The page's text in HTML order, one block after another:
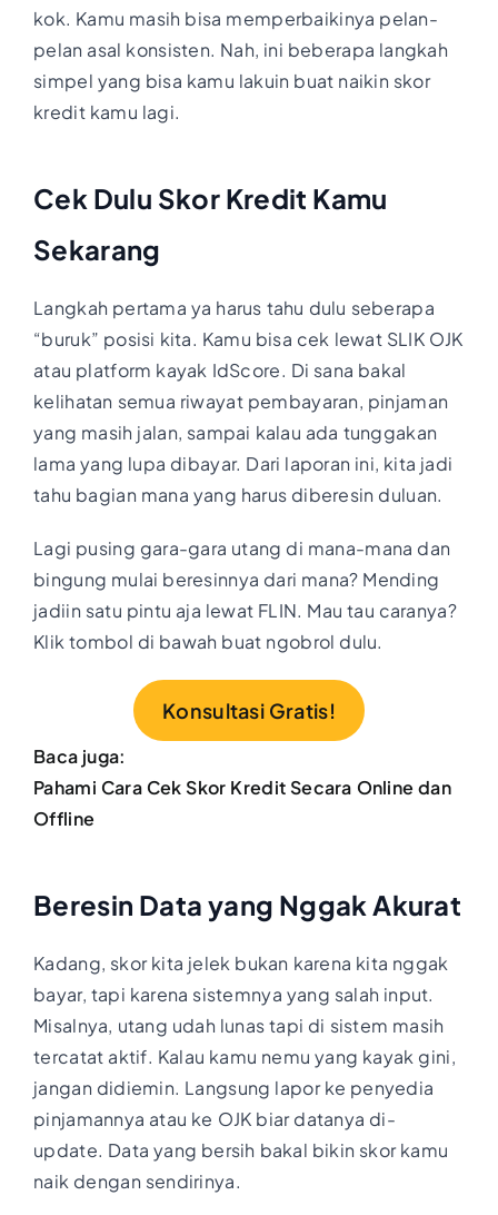
kok. Kamu masih bisa memperbaikinya pelan-
pelan asal konsisten. Nah, ini beberapa langkah
simpel yang bisa kamu lakuin buat naikin skor
kredit kamu lagi.
Cek Dulu Skor Kredit Kamu
Sekarang
Langkah pertama ya harus tahu dulu seberapa
“buruk” posisi kita. Kamu bisa cek lewat SLIK OJK
atau platform kayak IdScore. Di sana bakal
kelihatan semua riwayat pembayaran, pinjaman
yang masih jalan, sampai kalau ada tunggakan
lama yang lupa dibayar. Dari laporan ini, kita jadi
tahu bagian mana yang harus diberesin duluan.
Lagi pusing gara-gara utang di mana-mana dan
bingung mulai beresinnya dari mana? Mending
jadiin satu pintu aja lewat FLIN. Mau tau caranya?
Klik tombol di bawah buat ngobrol dulu.
Konsultasi Gratis!
Baca juga:
Pahami Cara Cek Skor Kredit Secara Online dan
Offline
Beresin Data yang Nggak Akurat
Kadang, skor kita jelek bukan karena kita nggak
bayar, tapi karena sistemnya yang salah input.
Misalnya, utang udah lunas tapi di sistem masih
tercatat aktif. Kalau kamu nemu yang kayak gini,
jangan didiemin. Langsung lapor ke penyedia
pinjamannya atau ke OJK biar datanya di-
update. Data yang bersih bakal bikin skor kamu
naik dengan sendirinya.